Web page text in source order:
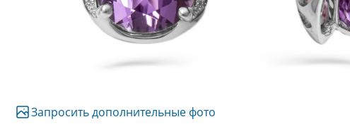
Запросить дополнительные фото